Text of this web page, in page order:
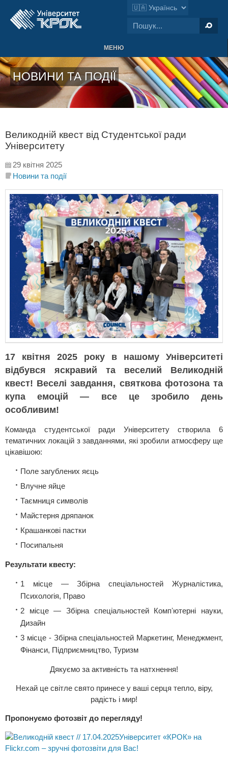
МЕНЮ
НОВИНИ ТА ПОДІЇ
Великодній квест від Студентської ради
Університету
29 квітня 2025
Новини та події
17 квітня 2025 року в нашому Університеті
відбувся яскравий та веселий Великодній
квест! Веселі завдання, святкова фотозона та
купа емоцій — все це зробило день
особливим!
Команда студентської ради Університету створила 6
тематичних локацій з завданнями, які зробили атмосферу ще
цікавішою:
Поле загублених яєць
Влучне яйце
Таємниця символів
Майстерня дряпанок
Крашанкові пастки
Посипальня
Результати квесту:
1 місце — Збірна спеціальностей Журналістика,
Психологія, Право
2 місце — Збірна спеціальностей Компʼютерні науки,
Дизайн
3 місце - Збірна спеціальностей Маркетинг, Менеджмент,
Фінанси, Підприємництво, Туризм
Дякуємо за активність та натхнення!
Нехай це світле свято принесе у ваші серця тепло, віру,
радість і мир!
Пропонуємо фотозвіт до перегляду!
Університет «КРОК» на
Flickr.com – зручні фотозвіти для Вас!